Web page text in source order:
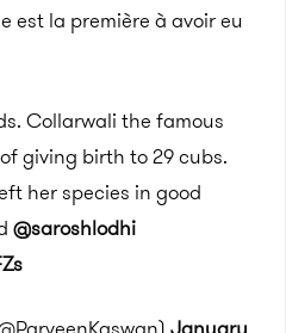
est la première à avoir eu
Collarwali the famous
giving birth to 29 cubs.
her species in good
@saroshlodhi